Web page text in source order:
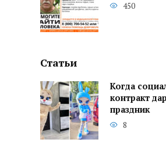
450
Статьи
Когда
контракт
праздник
8